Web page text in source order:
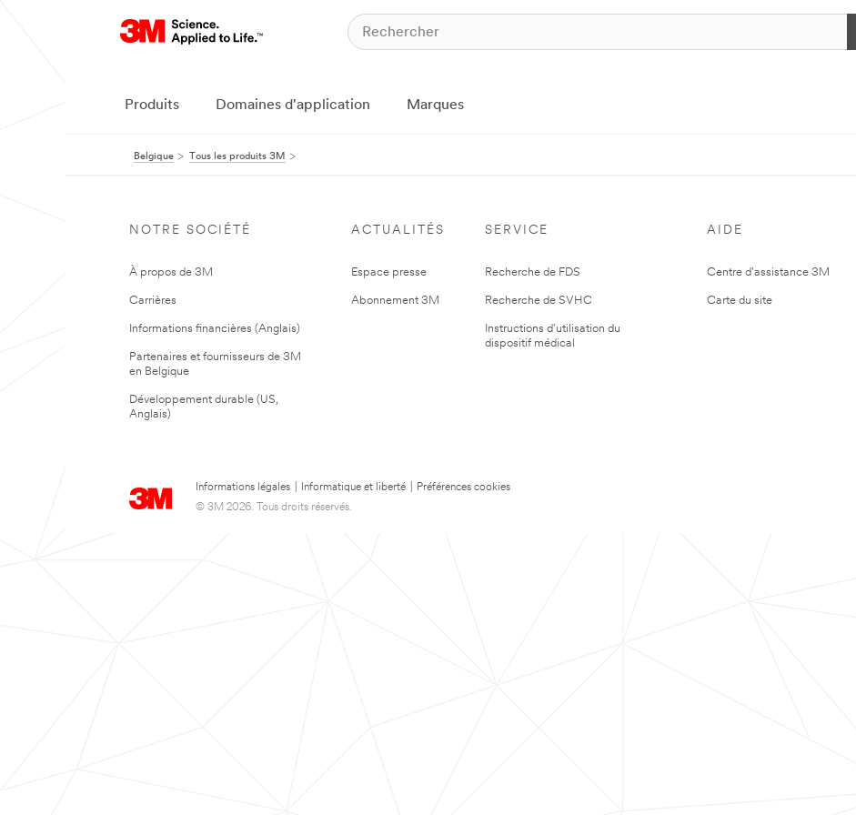
Produits Domaines d'application Marques
Belgique Tous les produits 3M
NOTRE SOCIÉTÉ
À propos de 3M
Carrières
Informations financières (Anglais)
Partenaires et fournisseurs de 3M
en Belgique
Développement durable (US,
Anglais)
ACTUALITÉS
Espace presse
Abonnement 3M
SERVICE
Recherche de FDS
Recherche de SVHC
Instructions d'utilisation du
dispositif médical
AIDE
Centre d'assistance 3M
Carte du site
Informations légales Informatique et liberté
Préférences cookies
© 3M 2026. Tous droits réservés.